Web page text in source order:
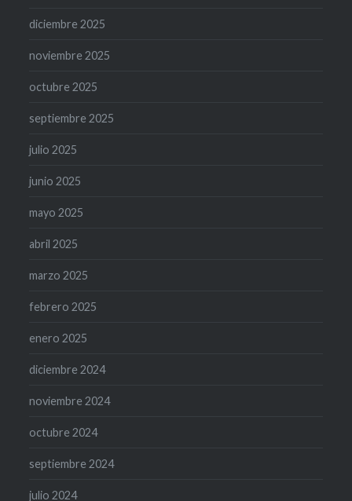
diciembre 2025
noviembre 2025
octubre 2025
septiembre 2025
julio 2025
junio 2025
mayo 2025
abril 2025
marzo 2025
febrero 2025
enero 2025
diciembre 2024
noviembre 2024
octubre 2024
septiembre 2024
julio 2024